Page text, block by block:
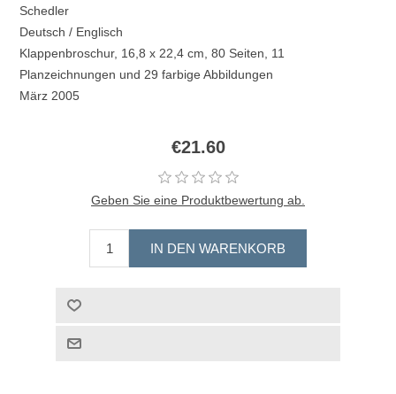
Schedler
Deutsch / Englisch
Klappenbroschur, 16,8 x 22,4 cm, 80 Seiten, 11
Planzeichnungen und 29 farbige Abbildungen
März 2005
€21.60
Geben Sie eine Produktbewertung ab.